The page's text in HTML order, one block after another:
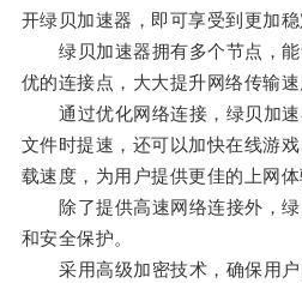
开绿贝加速器，即可享受到更加稳
绿贝加速器拥有多个节点，能
优的连接点，大大提升网络传输速
通过优化网络连接，绿贝加速
文件时提速，还可以加快在线游
载速度，为用户提供更佳的上网体
除了提供高速网络连接外，绿
和安全保护。
采用高级加密技术，确保用户